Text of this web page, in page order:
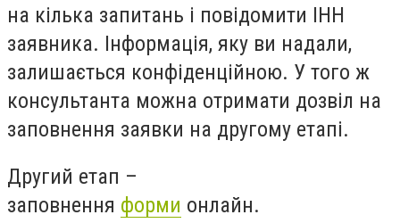
на кілька запитань і повідомити ІНН
заявника. Інформація, яку ви надали,
залишається конфіденційною. У того ж
консультанта можна отримати дозвіл на
заповнення заявки на другому етапі.
Другий етап –
заповнення форми онлайн.